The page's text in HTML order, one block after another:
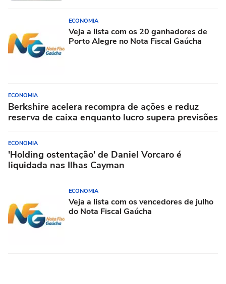
ECONOMIA
Veja a lista com os 20 ganhadores de
Porto Alegre no Nota Fiscal Gaúcha
ECONOMIA
Berkshire acelera recompra de ações e reduz
reserva de caixa enquanto lucro supera previsões
ECONOMIA
'Holding ostentação' de Daniel Vorcaro é
liquidada nas Ilhas Cayman
ECONOMIA
Veja a lista com os vencedores de julho
do Nota Fiscal Gaúcha